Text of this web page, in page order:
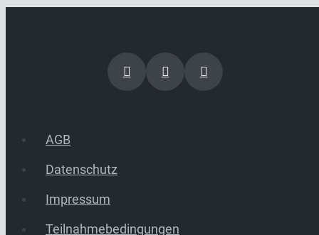
AGB
Datenschutz
Impressum
Teilnahmebedingungen